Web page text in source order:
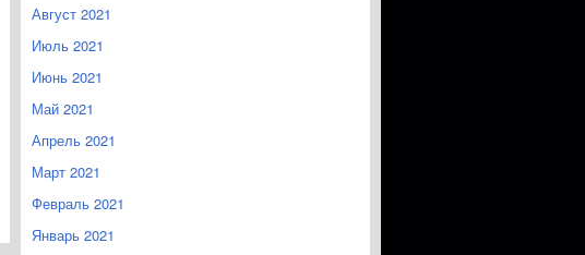
Август 2021
Июль 2021
Июнь 2021
Май 2021
Апрель 2021
Март 2021
Февраль 2021
Январь 2021